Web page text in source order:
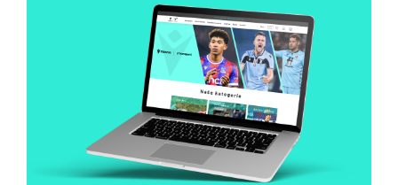
c
í
p
r
v
k
y
v
ý